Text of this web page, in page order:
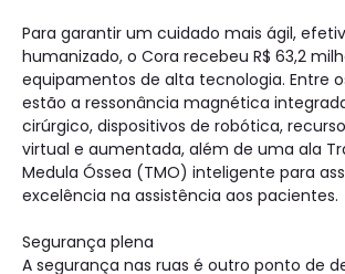
Para garantir um cuidado mais ágil,
humanizado, o Cora recebeu R$ 63,2
equipamentos de alta tecnologia. Entre
estão a ressonância magnética
cirúrgico, dispositivos de robótica,
virtual e aumentada, além de uma ala
Medula Óssea (TMO) inteligente para
excelência na assistência aos pacientes.
Segurança plena
A segurança nas ruas é outro ponto de